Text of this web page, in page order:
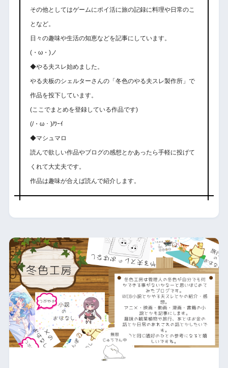
その他としてはゲームにポイ活に旅の記録に料理や日常のこ
となど。
日々の趣味や生活の知恵などを記事にしています。
(・ω・)ノ
◆やる夫スレ始めました。
やる夫板のシェルターさんの「冬色のやる夫スレ製作所」で
作品を投下しています。
(ここでまとめを登録している作品です)
(/・ω・)/ﾜｰｲ
◆マシュマロ
読んで欲しい作品やブログの感想とかあったら手軽に投げて
くれて大丈夫です。
作品は趣味が合えば読んで紹介します。